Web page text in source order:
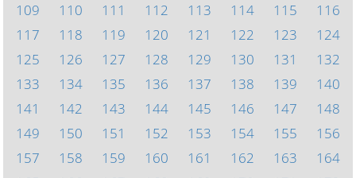
109
110 111 112 113 114 115
116
117
118 119 120 121 122 123
124
125
126 127 128 129 130 131
132
133
134 135 136 137 138 139
140
141
142 143 144 145 146 147
148
149
150 151 152 153 154 155
156
157
158 159 160 161 162 163
164